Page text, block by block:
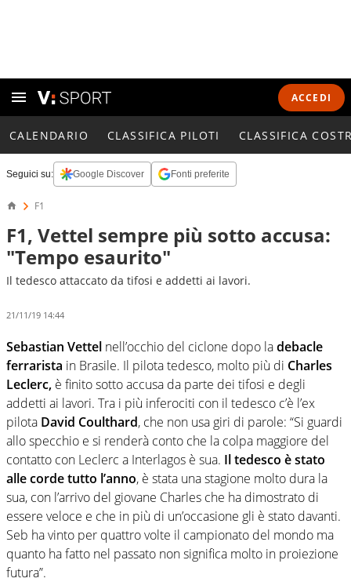
ACCEDI
CALENDARIO CLASSIFICA PILOTI CLASSIFICA
Seguici su: Google Discover Fonti preferite
F1
F1, Vettel sempre più sotto accusa:
"Tempo esaurito"
Il tedesco attaccato da tifosi e addetti ai lavori.
21/11/19 14:44
Sebastian Vettel nell’occhio del ciclone dopo ladebacle
ferrarista in Brasile. Il pilota tedesco, molto più di Charles
Leclerc, è finito sotto accusa da parte dei tifosi e degli
addetti ai lavori. Tra i più inferociti con il tedesco c’è l’ex
pilota David Coulthard, che non usa giri di parole: “Si guardi
allo specchio e si renderà conto che la colpa maggiore del
contatto con Leclerc a Interlagos è sua. Il tedesco è stato
alle corde tutto l’anno, è stata una stagione molto dura la
sua, con l’arrivo del giovane Charles che ha dimostrato di
essere veloce e che in più di un’occasione gli è stato davanti.
Seb ha vinto per quattro volte il campionato del mondo ma
quanto ha fatto nel passato non significa molto in proiezione
futura”.